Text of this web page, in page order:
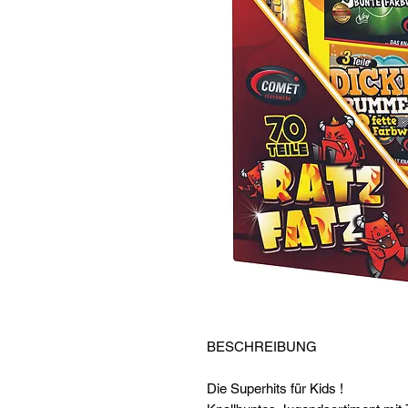
BESCHREIBUNG
Die Superhits für Kids !